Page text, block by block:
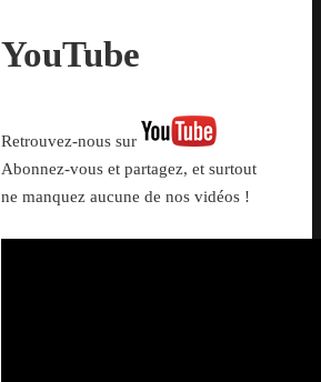
YouTube
Retrouvez-nous sur
Abonnez-vous et partagez, et surtout
ne manquez aucune de nos vidéos !